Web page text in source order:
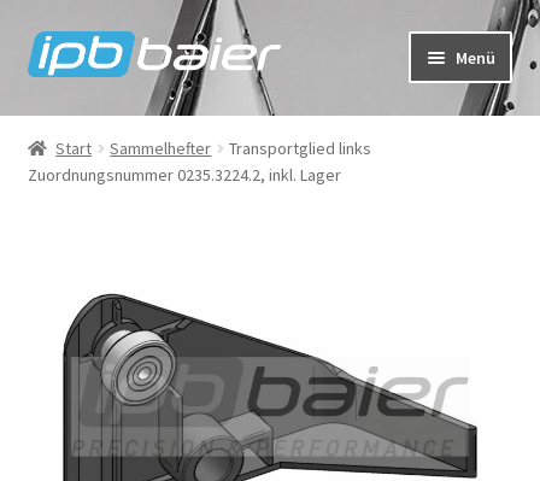
Zur
Navigation
Zum
Inhalt
Menü
Mein Konto
Warenkorb
IPB Baier Onlineshop
Start Sammelhefter
Transportglied links
Zuordnungsnummer 0235.3224.2, inkl. Lager